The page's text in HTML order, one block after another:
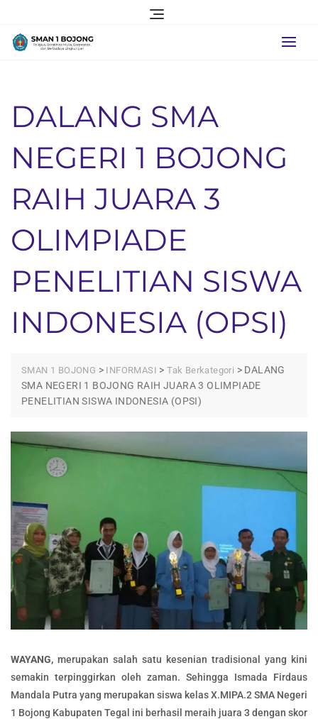
content
DALANG SMA
NEGERI 1 BOJONG
RAIH JUARA 3
OLIMPIADE
PENELITIAN SISWA
INDONESIA (OPSI)
SMAN 1 BOJONG > INFORMASI >Tak Berkategori > DALANG
SMA NEGERI 1 BOJONG RAIH JUARA 3 OLIMPIADE
PENELITIAN SISWA INDONESIA (OPSI)
WAYANG, merupakan salah satu kesenian tradisional yang kini
semakin terpinggirkan oleh zaman. Sehingga Ismada Firdaus
Mandala Putra yang merupakan siswa kelas X.MIPA.2 SMA Negeri
1 Bojong Kabupaten Tegal ini berhasil meraih juara 3 dengan skor